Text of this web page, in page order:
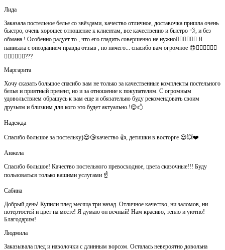
Лида
Заказала постельное белье со звёздами, качество отличное, доставочка пришла очень
быстро, очень хорошее отношение к клиентам, все качественно и быстро 💨, и без
обмана ! Особенно радует то , что его гладить совершенно не нужно👍🏻👍🏻🙈😄 Я
написала с опозданием правда отзыв , но ничего... спасибо вам огромное 😍👍🏻👍🏻👏🏻
👌🏻👌🏻👌🏻???
Маргарита
Хочу сказать большое спасибо вам не только за качественные комплекты постельного
белья и приятный презент, но и за отношение к покупателям. С огромным
удовольствием обращусь к вам еще и обязательно буду рекомендовать своим
друзьям и близким для кого это будет актуально.!😊🖒
Надежда
Спасибо большое за постельку)😍😘качество 👍, детишки в восторге 😍💥❤️
Анжела
Спасибо большое! Качество постельного превосходное, цвета сказочные!!! Буду
пользоваться только вашими услугами ☝️
Сабина
Добрый день! Купили плед месяца три назад. Отличное качество, ни заломов, ни
потертостей и цвет на месте! Я думаю он вечный! Нам красиво, тепло и уютно!
Благодарим!
Людмила
Заказывала плед и наволочки с длинным ворсом. Осталась невероятно довольна